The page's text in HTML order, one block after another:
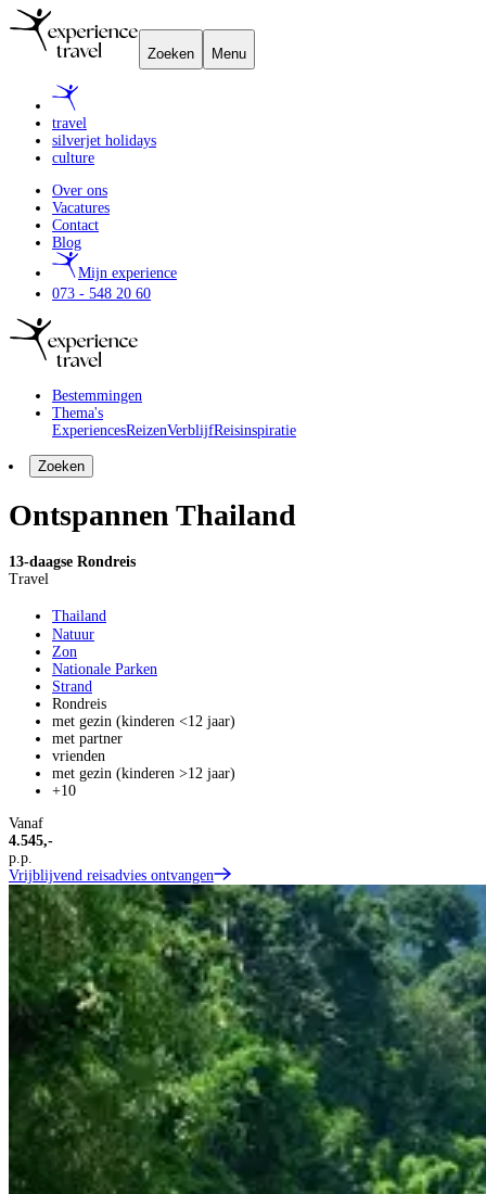
Zoeken Menu
travel
silverjet holidays
culture
Over ons
Vacatures
Contact
Blog
Mijn experience
073 - 548 20 60
Bestemmingen
Thema's
ExperiencesReizenVerblijfReisinspiratie
Zoeken
Ontspannen Thailand
13-daagse Rondreis
Travel
Thailand
Natuur
Zon
Nationale Parken
Strand
Rondreis
met gezin (kinderen <12 jaar)
met partner
vrienden
met gezin (kinderen >12 jaar)
+10
Vanaf
4.545,-
p.p.
Vrijblijvend reisadvies ontvangen